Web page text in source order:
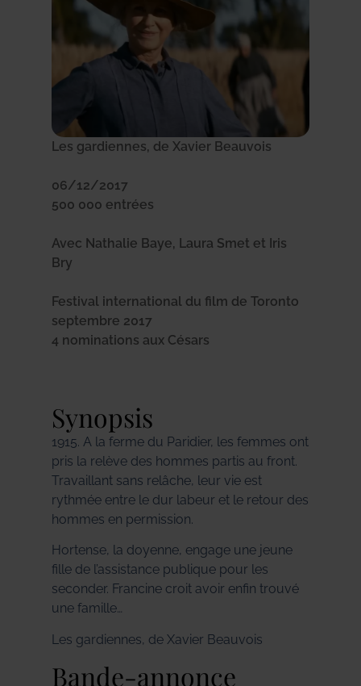
Les gardiennes, de Xavier Beauvois
06/12/2017
500 000 entrées
Avec Nathalie Baye, Laura Smet et Iris
Bry
Festival international du film de Toronto
septembre 2017
4 nominations aux Césars
Synopsis
1915. A la ferme du Paridier, les femmes ont
pris la relève des hommes partis au front.
Travaillant sans relâche, leur vie est
rythmée entre le dur labeur et le retour des
hommes en permission.
Hortense, la doyenne, engage une jeune
fille de l’assistance publique pour les
seconder. Francine croit avoir enfin trouvé
une famille…
Les gardiennes, de Xavier Beauvois
Bande-annonce